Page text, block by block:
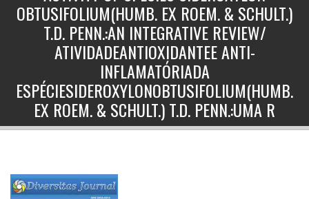
OBTUSIFOLIUM(HUMB. EX ROEM. & SCHULT.)
T.D. PENN.:AN INTEGRATIVE REVIEW/
ATIVIDADEANTIOXIDANTEE ANTI-
INFLAMATÓRIADA
ESPÉCIESIDEROXYLONOBTUSIFOLIUM(HUMB.
EX ROEM. & SCHULT.) T.D. PENN.:UMA R